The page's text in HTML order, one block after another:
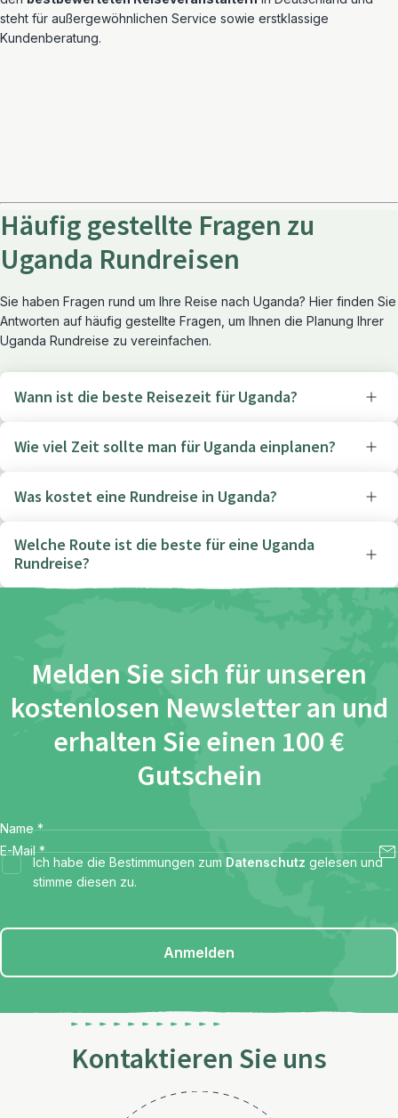
steht für außergewöhnlichen Service sowie erstklassige
Kundenberatung.
Häufig gestellte Fragen zu
Uganda Rundreisen
Sie haben Fragen rund um Ihre Reise nach Uganda? Hier finden Sie
Antworten auf häufig gestellte Fragen, um Ihnen die Planung Ihrer
Uganda Rundreise zu vereinfachen.
Wann ist die beste Reisezeit für Uganda?
Wie viel Zeit sollte man für Uganda einplanen?
Was kostet eine Rundreise in Uganda?
Welche Route ist die beste für eine Uganda
Rundreise?
Melden Sie sich für unseren
kostenlosen Newsletter an und
erhalten Sie einen 100 €
Gutschein
Name *
E-Mail *
Ich habe die Bestimmungen zum Datenschutz gelesen und
stimme diesen zu.
Anmelden
Kontaktieren Sie uns